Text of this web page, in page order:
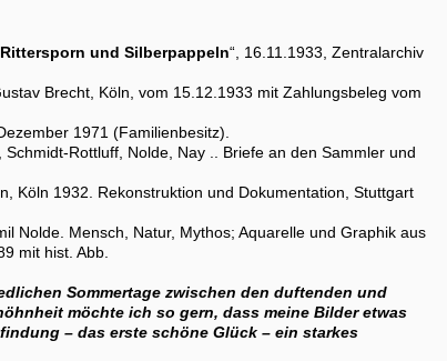
Rittersporn und Silberpappeln“, 16.11.1933, Zentralarchiv
Brecht, Köln, vom 15.12.1933 mit Zahlungsbeleg vom
1971 (Familienbesitz).
Rottluff, Nolde, Nay .. Briefe an den Sammler und
Köln 1932. Rekonstruktion und Dokumentation, Stuttgart
Nolde. Mensch, Natur, Mythos; Aquarelle und Graphik aus
mit hist. Abb.
Sommertage zwischen den duftenden und
möchte ich so gern, dass meine Bilder etwas
– das erste schöne Glück – ein starkes